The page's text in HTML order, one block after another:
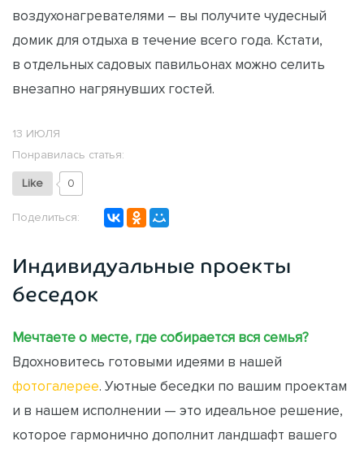
воздухонагревателями – вы получите чудесный
домик для отдыха в течение всего года. Кстати,
в отдельных садовых павильонах можно селить
внезапно нагрянувших гостей.
13 ИЮЛЯ
Понравилась статья:
Like 0
Поделиться:
Индивидуальные проекты
беседок
Мечтаете о месте, где собирается вся семья?
Вдохновитесь готовыми идеями в нашей
фотогалерее. Уютные беседки по вашим проектам
и в нашем исполнении — это идеальное решение,
которое гармонично дополнит ландшафт вашего